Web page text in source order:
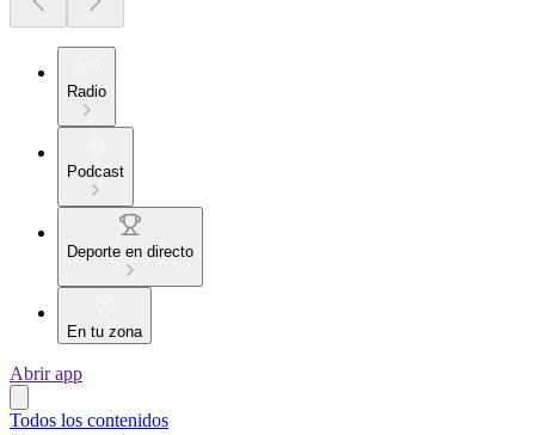
Radio
Podcast
Deporte en directo
En tu zona
Abrir app
Todos los contenidos